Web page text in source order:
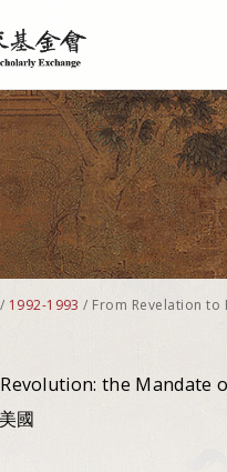
/ 1992-1993 / From Revelation to
the Mandate
國